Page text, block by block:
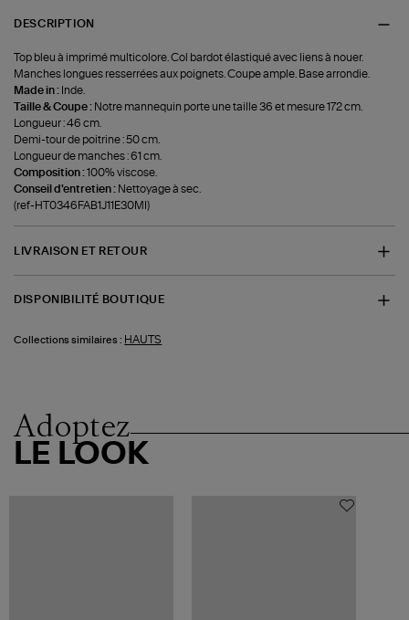
DESCRIPTION
Top bleu à imprimé multicolore. Col bardot élastiqué avec liens à nouer.
Manches longues resserrées aux poignets. Coupe ample. Base arrondie.
Made in : Inde.
Taille & Coupe : Notre mannequin porte une taille 36 et mesure 172 cm.
Longueur : 46 cm.
Demi-tour de poitrine : 50 cm.
Longueur de manches : 61 cm.
Composition :100% viscose.
Conseil d'entretien : Nettoyage à sec.
(ref-HT0346FAB1J11E30MI)
LIVRAISON ET RETOUR
DISPONIBILITÉ BOUTIQUE
Collections similaires : HAUTS
Adoptez
LE LOOK